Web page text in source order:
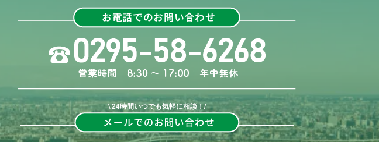
\ 24時間いつでも気軽に相談！/